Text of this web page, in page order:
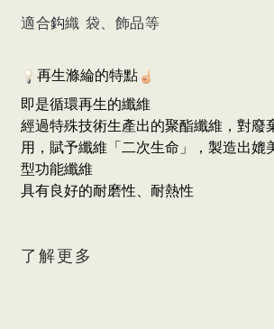
適合鈎織 袋、 飾品等
再生滌綸的特點
即是循環再生的纖維
經過特殊技術生產出的聚酯纖維，對廢
用，賦予纖維「二次生命」，製造出媲
型功能纖維
具有良好的耐磨性、耐熱性
了解更多